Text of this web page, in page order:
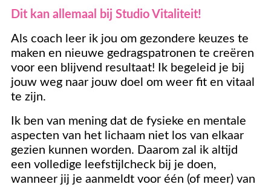
Dit kan allemaal bij Studio Vitaliteit!
Als coach leer ik jou om gezondere keuzes te
maken en nieuwe gedragspatronen te creëren
voor een blijvend resultaat! Ik begeleid je bij
jouw weg naar jouw doel om weer fit en vitaal
te zijn.
Ik ben van mening dat de fysieke en mentale
aspecten van het lichaam niet los van elkaar
gezien kunnen worden. Daarom zal ik altijd
een volledige leefstijlcheck bij je doen,
wanneer jij je aanmeldt voor één (of meer) van